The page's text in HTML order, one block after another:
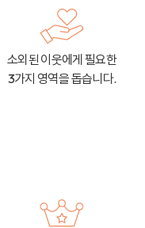
소외된 이웃에게 필요한
3가지 영역을 돕습니다.